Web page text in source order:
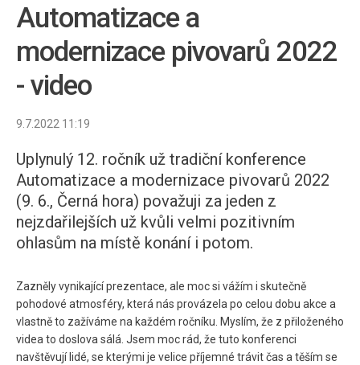
Automatizace a
modernizace pivovarů 2022
- video
9.7.2022 11:19
Uplynulý 12. ročník už tradiční konference
Automatizace a modernizace pivovarů 2022
(9. 6., Černá hora) považuji za jeden z
nejzdařilejších už kvůli velmi pozitivním
ohlasům na místě konání i potom.
Zazněly vynikající prezentace, ale moc si vážím i skutečně
pohodové atmosféry, která nás provázela po celou dobu akce a
vlastně to zažíváme na každém ročníku. Myslím, že z přiloženého
videa to doslova sálá. Jsem moc rád, že tuto konferenci
navštěvují lidé, se kterými je velice příjemné trávit čas a těším se